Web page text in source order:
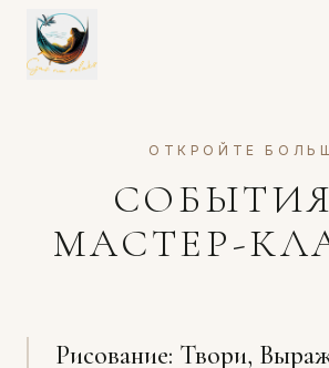
ОТКРОЙТЕ
МАСТЕР-
Рисование: Твори,